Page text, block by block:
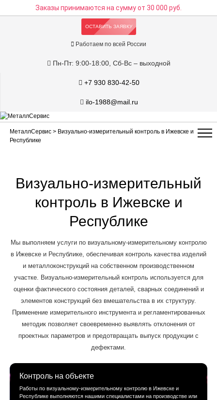
Заказы принимаются на суммуот 30 000 руб.
ОСТАВИТЬ ЗАЯВКУ
Работаем по всей России
Пн-Пт: 9:00-18:00, Сб-Вс – выходной
+7 930 830-42-50
ilo-1988@mail.ru
МеталлСервис > Визуально-измерительный контроль в Ижевске и
Республике
Визуально-измерительный
контроль в Ижевске и
Республике
Мы выполняем услуги по визуальному-измерительному контролю
в Ижевске и Республике, обеспечивая контроль качества изделий
и металлоконструкций на собственном производственном
участке. Визуально-измерительный контроль используется для
оценки фактического состояния деталей, сварных соединений и
элементов конструкций без вмешательства в их структуру.
Применение измерительного инструмента и регламентированных
методик позволяет своевременно выявлять отклонения от
проектных параметров и предотвращать выпуск продукции с
дефектами.
Контроль на объекте
Работы по визуальному-измерительному контролю в Ижевске и
Республике выполняются нашими специалистами на производстве или